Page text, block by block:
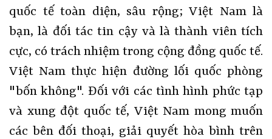
quốc tế toàn diện, sâu rộng; Việt Nam là
bạn, là đối tác tin cậy và là thành viên tích
cực, có trách nhiệm trong cộng đồng quốc tế.
Việt Nam thực hiện đường lối quốc phòng
"bốn không". Đối với các tình hình phức tạp
và xung đột quốc tế, Việt Nam mong muốn
các bên đối thoại, giải quyết hòa bình trên